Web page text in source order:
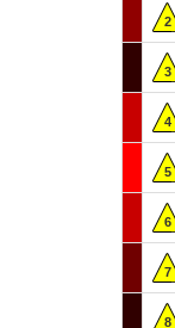
2
3
4
5
6
7
8